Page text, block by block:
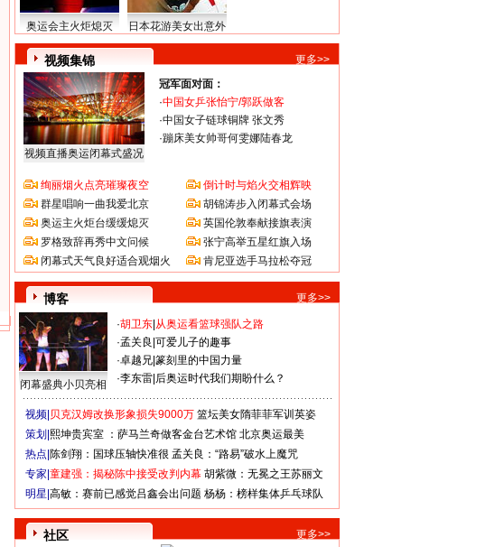
奥运会主火炬熄灭 日本花游美女出意外
视频集锦 更多>>
视频直播奥运闭幕式盛况
冠军面对面：
·中国女乒张怡宁/郭跃做客
·中国女子链球铜牌 张文秀
·蹦床美女帅哥何雯娜陆春龙
绚丽烟火点亮璀璨夜空
群星唱响一曲我爱北京
奥运主火炬台缓缓熄灭
罗格致辞再秀中文问候
闭幕式天气良好适合观烟火
倒计时与焰火交相辉映
胡锦涛步入闭幕式会场
英国伦敦奉献接旗表演
张宁高举五星红旗入场
肯尼亚选手马拉松夺冠
博客 更多>>
闭幕盛典小贝亮相
·胡卫东 从奥运看篮球强队之路
·孟关良 可爱儿子的趣事
·卓越兄 篆刻里的中国力量
·李东雷 后奥运时代我们期盼什么？
视频| 贝克汉姆改换形象损失9000万 篮坛美女隋菲菲军训英姿
策划| 熙坤贵宾室 ：萨马兰奇做客金台艺术馆 北京奥运最美
热点| 陈剑翔：国球压轴快准很 孟关良：“路易”破水上魔咒
专家| 童建强：揭秘陈中接受改判内幕 胡紫微：无冕之王苏丽文
明星| 高敏：赛前已感觉吕鑫会出问题 杨杨：榜样集体乒乓球队
社区 更多>>